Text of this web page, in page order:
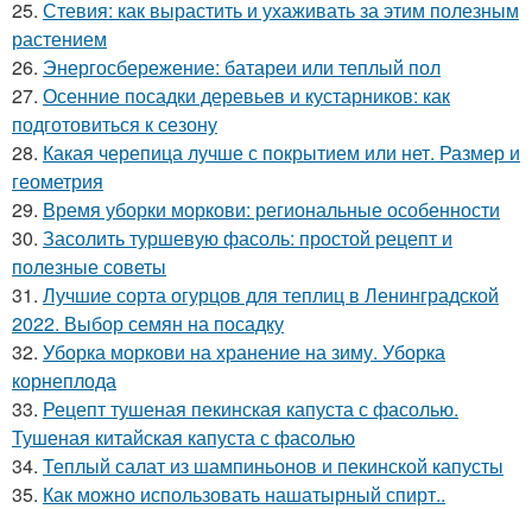
25. Стевия: как вырастить и ухаживать за этим полезным
растением
26. Энергосбережение: батареи или теплый пол
27. Осенние посадки деревьев и кустарников: как
подготовиться к сезону
28. Какая черепица лучше с покрытием или нет. Размер и
геометрия
29. Время уборки моркови: региональные особенности
30. Засолить туршевую фасоль: простой рецепт и
полезные советы
31. Лучшие сорта огурцов для теплиц в Ленинградской
2022. Выбор семян на посадку
32. Уборка моркови на хранение на зиму. Уборка
корнеплода
33. Рецепт тушеная пекинская капуста с фасолью.
Тушеная китайская капуста с фасолью
34. Теплый салат из шампиньонов и пекинской капусты
35. Как можно использовать нашатырный спирт..